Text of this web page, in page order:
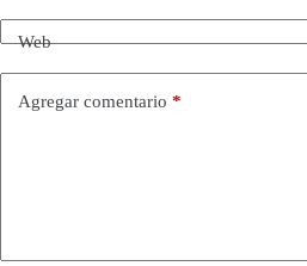
Web
Agregar comentario *